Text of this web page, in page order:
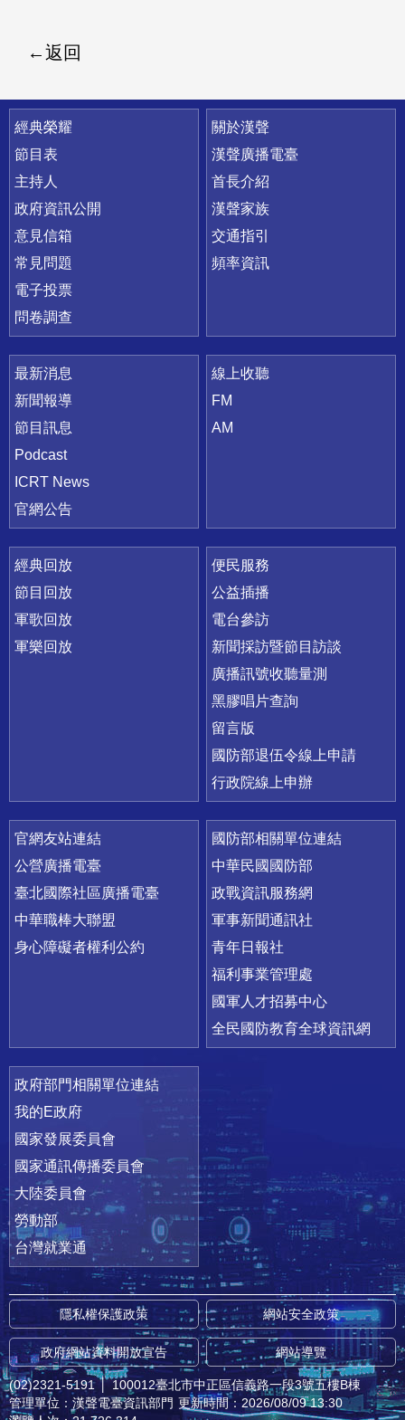
返回
快速連結
經典榮耀
節目表
主持人
政府資訊公開
意見信箱
常見問題
電子投票
問卷調查
關於漢聲
漢聲廣播電臺
首長介紹
漢聲家族
交通指引
頻率資訊
最新消息
新聞報導
節目訊息
Podcast
ICRT News
官網公告
線上收聽
FM
AM
經典回放
節目回放
軍歌回放
軍樂回放
便民服務
公益插播
電台參訪
新聞採訪暨節目訪談
廣播訊號收聽量測
黑膠唱片查詢
留言版
國防部退伍令線上申請
行政院線上申辦
官網友站連結
公營廣播電臺
臺北國際社區廣播電臺
中華職棒大聯盟
身心障礙者權利公約
國防部相關單位連結
中華民國國防部
政戰資訊服務網
軍事新聞通訊社
青年日報社
福利事業管理處
國軍人才招募中心
全民國防教育全球資訊網
政府部門相關單位連結
我的E政府
國家發展委員會
國家通訊傳播委員會
大陸委員會
勞動部
台灣就業通
隱私權保護政策 網站安全政策
政府網站資料開放宣告 網站導覽
(02)2321-5191 │ 100012臺北市中正區信義路一段3號五樓B棟
管理單位：漢聲電臺資訊部門 更新時間：2026/08/09 13:30